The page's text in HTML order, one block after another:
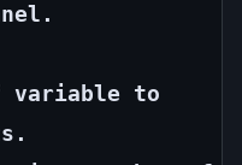
variable to